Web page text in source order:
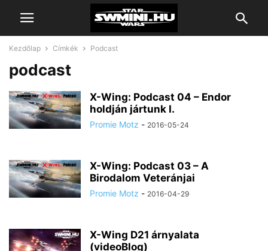
Kezdőlap Címkék Podcast
podcast
X-Wing: Podcast 04 – Endor
holdján jártunk I.
Promie Motz - 2016-05-24
X-Wing: Podcast 03 – A
Birodalom Veteránjai
Promie Motz - 2016-04-29
X-Wing D21 árnyalata
(videoBlog)